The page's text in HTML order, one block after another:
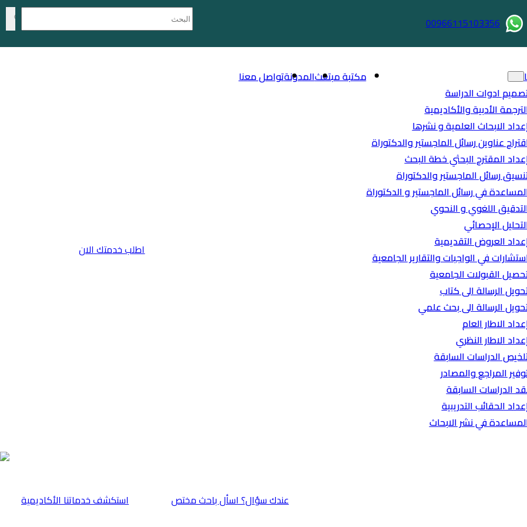
00966115103356
ادوات الدراسة
الأدبية والأكاديمية
الابحاث العلمية و نشرها
عناوين رسائل الماجستير والدكتوراة
المقترح البحثي خطة البحث
رسائل الماجستير والدكتوراة
في رسائل الماجستير و الدكتوراة
اللغوي و النحوي
الإحصائي
العروض التقديمية
في الواجبات والتقارير الجامعية
القبولات الجامعية
الرسالة الى كتاب
الرسالة الى بحث علمي
الاطار العام
الاطار النظري
الدراسات السابقة
المراجع والمصادر
الدراسات السابقة
الحقائب التدريبية
في نشر الابحاث
مكتبة مبتعثالمدونةتواصل معنا
اطلب خدمتك الان
⁠استكشف خدماتنا الأكاديمية عندك سؤال؟ اسأل باحث مختص